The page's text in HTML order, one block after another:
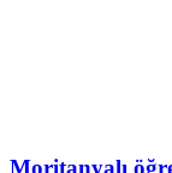
Moritanyalı